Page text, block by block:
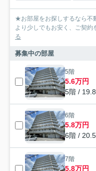
★お部屋をお探しするなら不
より少しでもお安く、ご契約
る
募集中の部屋
5階
5.6万円
5階 /
6階
5.8万円
6階 /
7階
5.8万円